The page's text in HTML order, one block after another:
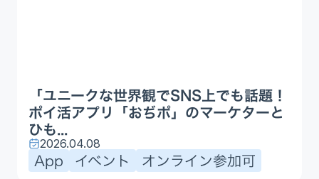
「ユニークな世界観でSNS上でも話題！
ポイ活アプリ「おぢポ」のマーケターと
ひも...
2026.04.08
App イベント オンライン参加可